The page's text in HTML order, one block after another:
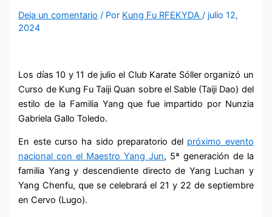
Deja un comentario / Por Kung Fu RFEKYDA/ julio 12,
2024
Los días 10 y 11 de julio el Club Karate Sóller organizó un
Curso de Kung Fu Taiji Quan sobre el Sable (Taiji Dao) del
estilo de la Familia Yang que fue impartido por Nunzia
Gabriela Gallo Toledo.
En este curso ha sido preparatorio del próximo evento
nacional con el Maestro Yang Jun, 5ª generación de la
familia Yang y descendiente directo de Yang Luchan y
Yang Chenfu, que se celebrará el 21 y 22 de septiembre
en Cervo (Lugo).